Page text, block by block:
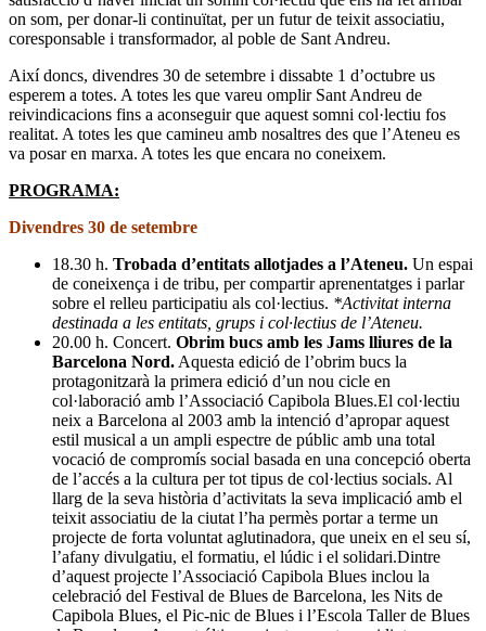
on som, per donar-li continuïtat, per un futur de teixit associatiu,
coresponsable i transformador, al poble de Sant Andreu.
Així doncs, divendres 30 de setembre i dissabte 1 d’octubre us
esperem a totes. A totes les que vareu omplir Sant Andreu de
reivindicacions fins a aconseguir que aquest somni col·lectiu fos
realitat. A totes les que camineu amb nosaltres des que l’Ateneu es
va posar en marxa. A totes les que encara no coneixem.
PROGRAMA:
Divendres 30 de setembre
18.30 h. Trobada d’entitats allotjades a l’Ateneu. Un espai
de coneixença i de tribu, per compartir aprenentatges i parlar
sobre el relleu participatiu als col·lectius. *Activitat interna
destinada a les entitats, grups i col·lectius de l’Ateneu.
20.00 h. Concert. Obrim bucs amb les Jams lliures de la
Barcelona Nord. Aquesta edició de l’obrim bucs la
protagonitzarà la primera edició d’un nou cicle en
col·laboració amb l’Associació Capibola Blues.El col·lectiu
neix a Barcelona al 2003 amb la intenció d’apropar aquest
estil musical a un ampli espectre de públic amb una total
vocació de compromís social basada en una concepció oberta
de l’accés a la cultura per tot tipus de col·lectius socials. Al
llarg de la seva història d’activitats la seva implicació amb el
teixit associatiu de la ciutat l’ha permès portar a terme un
projecte de forta voluntat aglutinadora, que uneix en el seu sí,
l’afany divulgatiu, el formatiu, el lúdic i el solidari.Dintre
d’aquest projecte l’Associació Capibola Blues inclou la
celebració del Festival de Blues de Barcelona, les Nits de
Capibola Blues, el Pic-nic de Blues i l’Escola Taller de Blues